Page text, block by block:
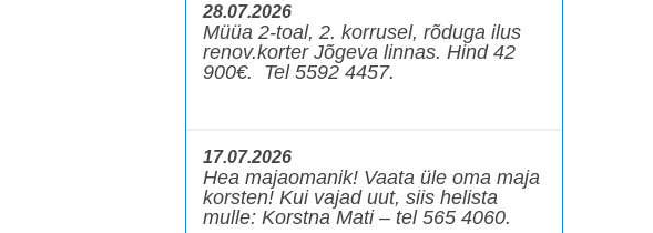
28.07.2026
Müüa 2-toal, 2. korrusel, rõduga ilus
renov.korter Jõgeva linnas. Hind 42
900€. Tel 5592 4457.
17.07.2026
Hea majaomanik! Vaata üle oma maja
korsten! Kui vajad uut, siis helista
mulle: Korstna Mati – tel 565 4060.